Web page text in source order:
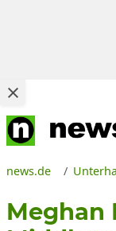
news.de
Meghan